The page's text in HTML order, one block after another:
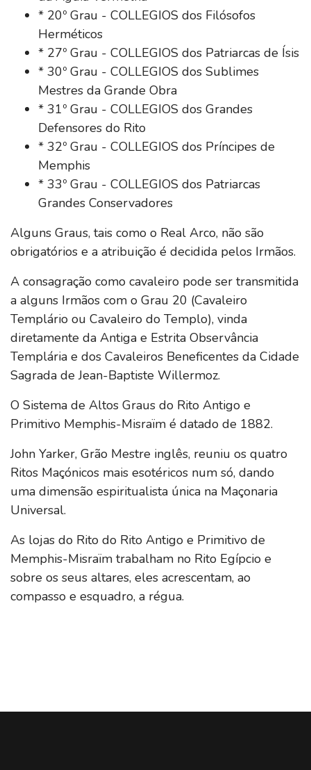
* 20º Grau - COLLEGIOS dos Filósofos
Herméticos
* 27º Grau - COLLEGIOS dos Patriarcas de Ísis
* 30º Grau - COLLEGIOS dos Sublimes
Mestres da Grande Obra
* 31º Grau - COLLEGIOS dos Grandes
Defensores do Rito
* 32º Grau - COLLEGIOS dos Príncipes de
Memphis
* 33º Grau - COLLEGIOS dos Patriarcas
Grandes Conservadores
Alguns Graus, tais como o Real Arco, não são
obrigatórios e a atribuição é decidida pelos Irmãos.
A consagração como cavaleiro pode ser transmitida
a alguns Irmãos com o Grau 20 (Cavaleiro
Templário ou Cavaleiro do Templo), vinda
diretamente da Antiga e Estrita Observância
Templária e dos Cavaleiros Beneficentes da Cidade
Sagrada de Jean-Baptiste Willermoz.
O Sistema de Altos Graus do Rito Antigo e
Primitivo Memphis-Misraïm é datado de 1882.
John Yarker, Grão Mestre inglês, reuniu os quatro
Ritos Maçónicos mais esotéricos num só, dando
uma dimensão espiritualista única na Maçonaria
Universal.
As lojas do Rito do Rito Antigo e Primitivo de
Memphis-Misraïm trabalham no Rito Egípcio e
sobre os seus altares, eles acrescentam, ao
compasso e esquadro, a régua.